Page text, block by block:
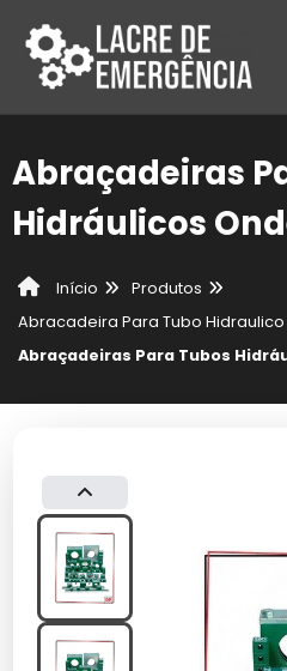
Abraçadeiras
Hidráulicos
Início
Produtos
Abracadeira Para Tubo Hidraulico
Abraçadeiras Para Tubos